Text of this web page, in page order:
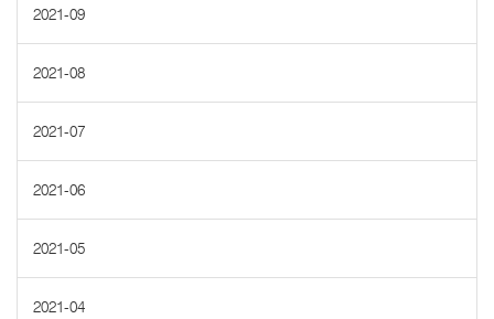
2021-09
2021-08
2021-07
2021-06
2021-05
2021-04